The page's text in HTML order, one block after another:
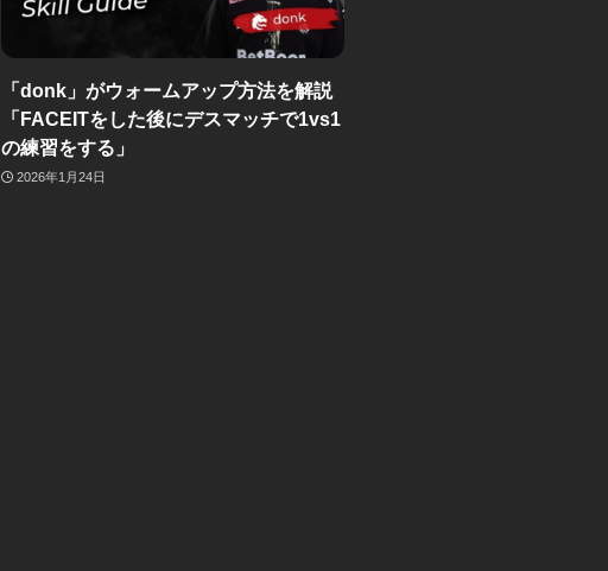
「donk」がウォームアップ方法を解説
「FACEITをした後にデスマッチで1vs1
の練習をする」
2026年1月24日